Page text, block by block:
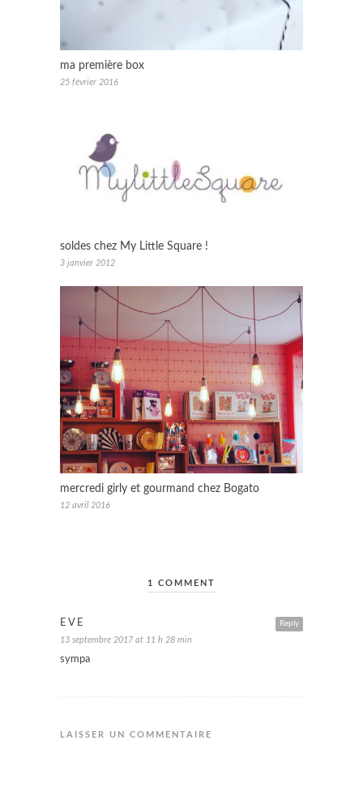
ma première box
25 février 2016
soldes chez My Little Square !
3 janvier 2012
mercredi girly et gourmand chez Bogato
12 avril 2016
1 COMMENT
Reply
EVE
13 septembre 2017 at 11 h 28 min
sympa
LAISSER UN COMMENTAIRE